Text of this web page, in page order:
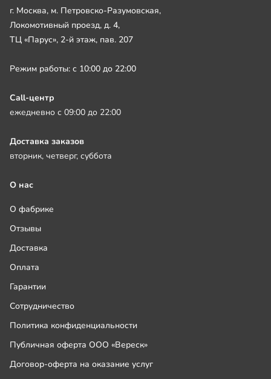
г. Москва, м. Петровско-Разумовская,
Локомотивный проезд, д. 4,
ТЦ «Парус», 2-й этаж, пав. 207
Режим работы: с 10:00 до 22:00
Call-центр
ежедневно с 09:00 до 22:00
Доставка заказов
вторник, четверг, суббота
О нас
О фабрике
Отзывы
Доставка
Оплата
Гарантии
Сотрудничество
Политика конфиденциальности
Публичная оферта ООО «Вереск»
Договор-оферта на оказание услуг